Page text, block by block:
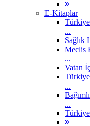
E-Kitaplar
...
Sağlık
Meclis
...
Vatan
...
...
Türkiye